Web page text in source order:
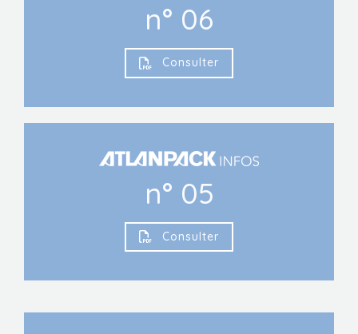
n° 06
Consulter
n° 05
Consulter